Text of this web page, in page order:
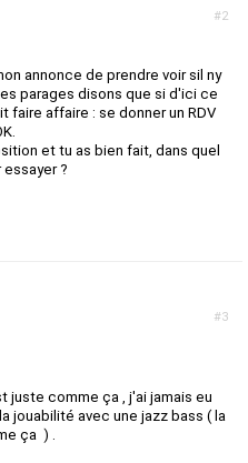
#2
annonce de prendre voir sil ny
parages disons que si d'ici ce
faire affaire : se donner un RDV
et tu as bien fait, dans quel
?
#3
juste comme ça , j'ai jamais eu
jouabilité avec une jazz bass ( la
ça ) .